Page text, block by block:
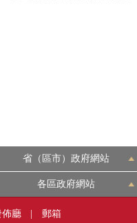
省（區市）政府網站
各區政府網站
佈廳 郵箱